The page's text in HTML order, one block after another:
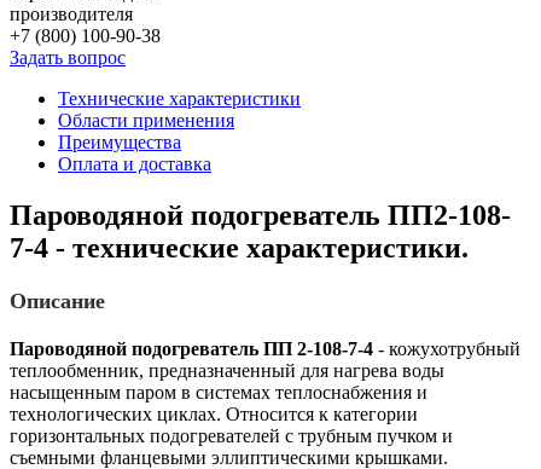
производителя
+7 (800) 100-90-38
Задать вопрос
Технические характеристики
Области применения
Преимущества
Оплата и доставка
Пароводяной подогреватель ПП2-108-
7-4 - технические характеристики.
Описание
Пароводяной подогреватель ПП 2-108-7-4 - кожухотрубный
теплообменник, предназначенный для нагрева воды
насыщенным паром в системах теплоснабжения и
технологических циклах. Относится к категории
горизонтальных подогревателей с трубным пучком и
съемными фланцевыми эллиптическими крышками.